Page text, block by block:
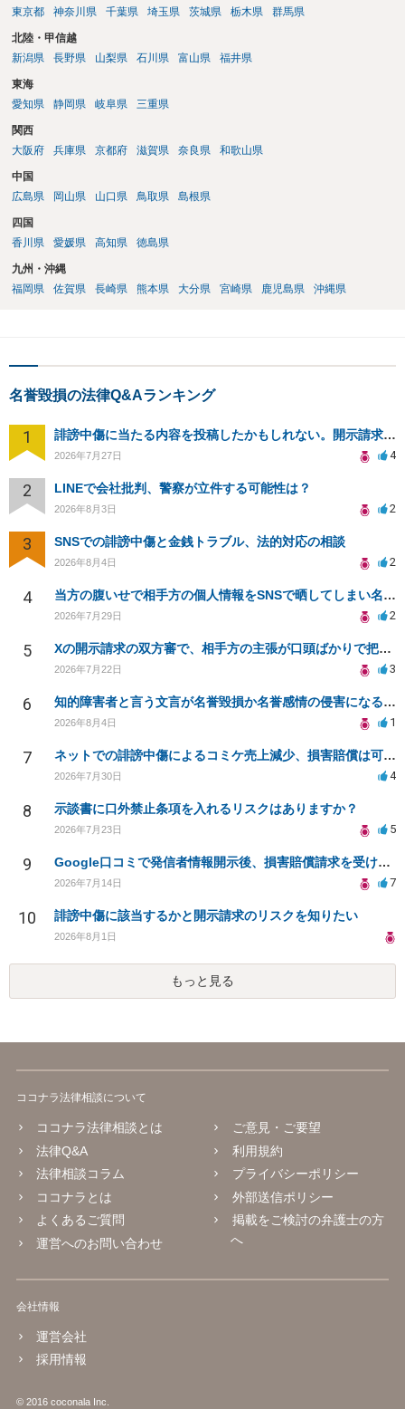
東京都
神奈川県 千葉県 埼玉県 茨城県 栃木県 群馬県
北陸・甲信越
新潟県
長野県 山梨県 石川県 富山県 福井県
東海
愛知県
静岡県 岐阜県 三重県
関西
大阪府
兵庫県 京都府 滋賀県 奈良県 和歌山県
中国
広島県
岡山県 山口県 鳥取県 島根県
四国
香川県
愛媛県 高知県 徳島県
九州・沖縄
福岡県
佐賀県 長崎県 熊本県 大分県 宮崎県 鹿児島県 沖縄県
名誉毀損の法律Q&Aランキング
1 誹謗中傷に当たる内容を投稿したかもしれない。開示請求や民事刑事裁判に発展しうるのか教えて欲しい。
2026年7月27日 4
2 LINEで会社批判、警察が立件する可能性は？
2026年8月3日 2
3 SNSでの誹謗中傷と金銭トラブル、法的対応の相談
2026年8月4日 2
4 当方の腹いせで相手方の個人情報をSNSで晒してしまい名誉毀損させてしまったかもしれない
2026年7月29日 2
5 Xの開示請求の双方審で、相手方の主張が口頭ばかりで把握しきれません
2026年7月22日 3
6 知的障害者と言う文言が名誉毀損か名誉感情の侵害になるか教えてほしい。
2026年8月4日 1
7 ネットでの誹謗中傷によるコミケ売上減少、損害賠償は可能か？
2026年7月30日 4
8 示談書に口外禁止条項を入れるリスクはありますか？
2026年7月23日 5
9 Google口コミで発信者情報開示後、損害賠償請求を受けています。示談について相談です。
2026年7月14日 7
10 誹謗中傷に該当するかと開示請求のリスクを知りたい
2026年8月1日
もっと見る
ココナラ法律相談について
ココナラ法律相談とは
法律Q&A
法律相談コラム
ココナラとは
よくあるご質問
運営へのお問い合わせ
ご意見・ご要望
利用規約
プライバシーポリシー
外部送信ポリシー
掲載をご検討の弁護士の方
へ
会社情報
運営会社
採用情報
© 2016 coconala Inc.